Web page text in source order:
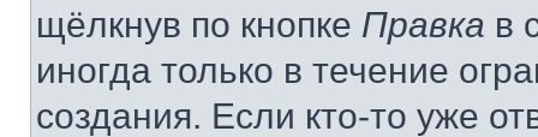
щёлкнув по кнопке Правка в
иногда только в течение
создания. Если кто-то уже